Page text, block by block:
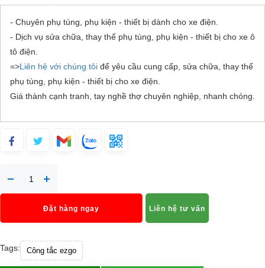
- Chuyên phụ tùng, phụ kiện - thiết bị dành cho xe điện.
- Dịch vụ sửa chữa, thay thế phụ tùng, phụ kiện - thiết bị cho xe ô
tô điện.
=>Liên hệ với chúng tôi để yêu cầu cung cấp, sửa chữa, thay thế
phụ tùng, phụ kiện - thiết bị cho xe điện.
Giá thành cạnh tranh, tay nghề thợ chuyên nghiệp, nhanh chóng.
Đặt hàng ngay Liên hệ tư vấn
Tags: Công tắc ezgo